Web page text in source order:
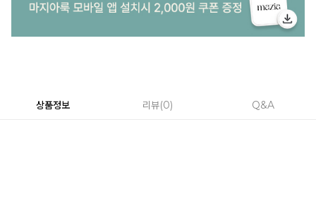
상품정보 리뷰 0 Q&A